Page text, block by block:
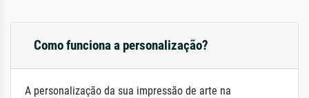
Como funciona a personalização?
A personalização da sua impressão de arte na